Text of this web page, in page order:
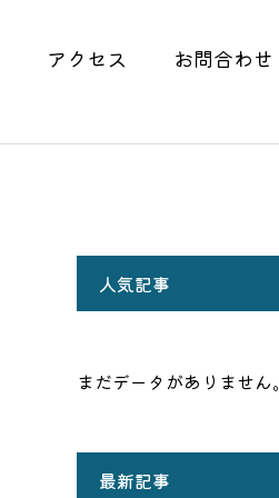
アクセス お問合わせ
人気記事
まだデータがありません。
最新記事